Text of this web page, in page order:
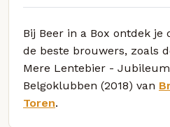
Bij Beer in a Box ontdek je
de beste brouwers, zoals
Mere Lentebier -
Belgoklubben (2018) van
Toren.